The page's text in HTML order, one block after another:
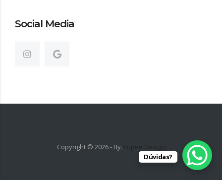
Social Media
Copyright © 2026- By. Lupee Design
Dúvidas?